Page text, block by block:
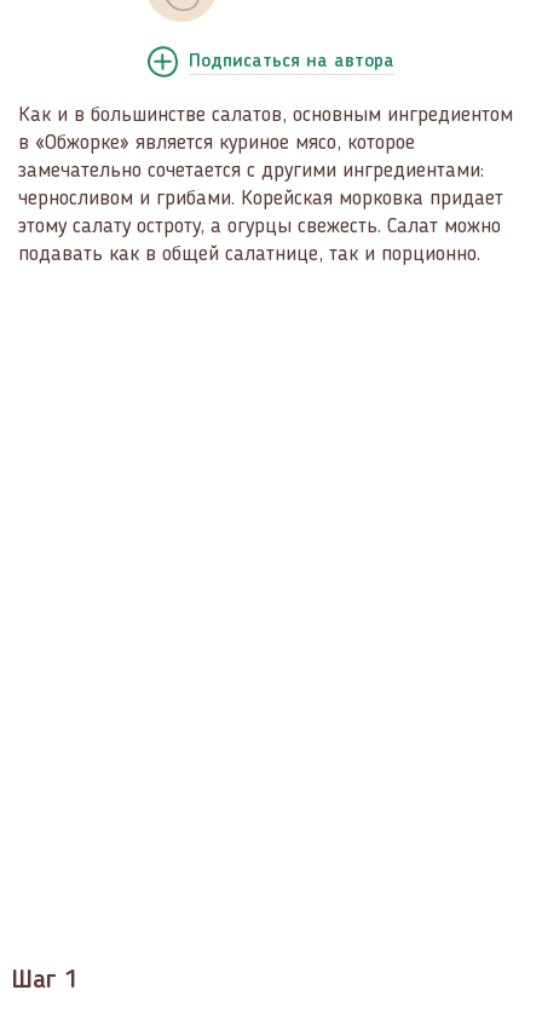
Подписаться на автора
Как и в большинстве салатов, основным ингредиентом
в «Обжорке» является куриное мясо, которое
замечательно сочетается с другими ингредиентами:
черносливом и грибами. Корейская морковка придает
этому салату остроту, а огурцы свежесть. Салат можно
подавать как в общей салатнице, так и порционно.
Шаг 1